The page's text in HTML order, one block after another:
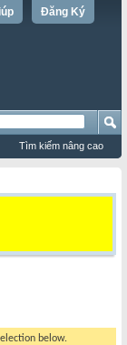
Đăng Ký
Tìm kiếm nâng cao
below.